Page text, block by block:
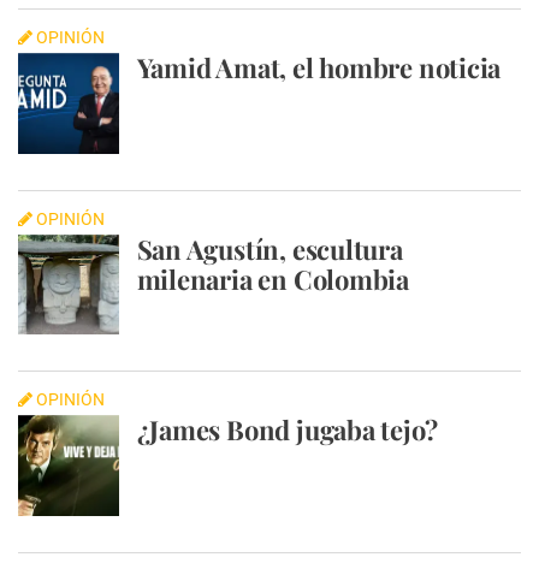
OPINIÓN
Yamid Amat, el hombre noticia
OPINIÓN
San Agustín, escultura
milenaria en Colombia
OPINIÓN
¿James Bond jugaba tejo?